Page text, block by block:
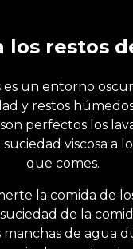
los restos
es un entorno
y restos
perfectos los
suciedad viscosa a
que comes.
la comida de
de la
manchas de agua